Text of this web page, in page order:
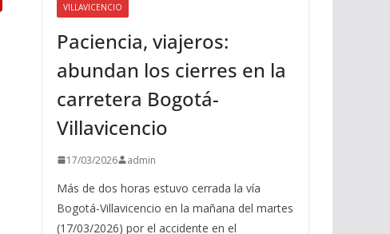
VILLAVICENCIO
Paciencia, viajeros:
abundan los cierres en la
carretera Bogotá-
Villavicencio
17/03/2026 admin
Más de dos horas estuvo cerrada la vía
Bogotá-Villavicencio en la mañana del martes
(17/03/2026) por el accidente en el